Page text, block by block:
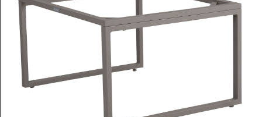
Förvaring
Inredning
Mattor
Belysning